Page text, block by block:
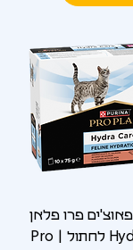
מארז 10 פאוצ'ים פרו פלאן
Hydra Care לחתול | Pro